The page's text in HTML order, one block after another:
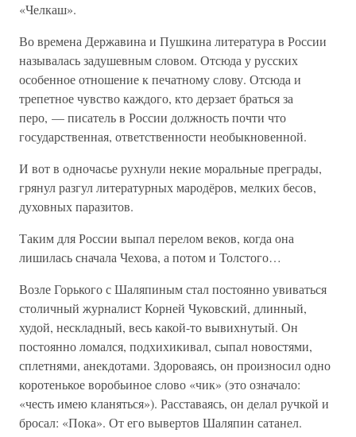
«Челкаш».
Во времена Державина и Пушкина литература в России
называлась задушевным словом. Отсюда у русских
особенное отношение к печатному слову. Отсюда и
трепетное чувство каждого, кто дерзает браться за
перо, — писатель в России должность почти что
государственная, ответственности необыкновенной.
И вот в одночасье рухнули некие моральные преграды,
грянул разгул литературных мародёров, мелких бесов,
духовных паразитов.
Таким для России выпал перелом веков, когда она
лишилась сначала Чехова, а потом и Толстого…
Возле Горького с Шаляпиным стал постоянно увиваться
столичный журналист Корней Чуковский, длинный,
худой, нескладный, весь какой-то вывихнутый. Он
постоянно ломался, подхихикивал, сыпал новостями,
сплетнями, анекдотами. Здороваясь, он произносил одно
коротенькое воробьиное слово «чик» (это означало:
«честь имею кланяться»). Расставаясь, он делал ручкой и
бросал: «Пока». От его вывертов Шаляпин сатанел.